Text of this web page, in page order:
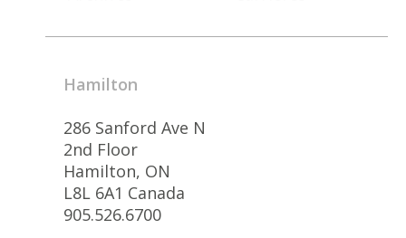
Hamilton
286 Sanford Ave N
2nd Floor
Hamilton, ON
L8L 6A1 Canada
905.526.6700